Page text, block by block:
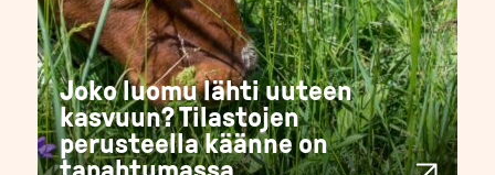
Joko luomu lähti uuteen
kasvuun? Tilastojen
perusteella käänne on